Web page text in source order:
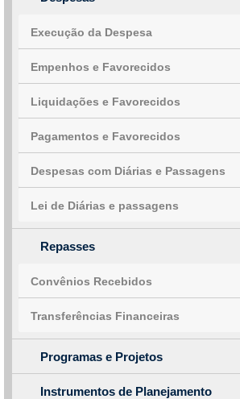
Execução da Despesa
Empenhos e Favorecidos
Liquidações e Favorecidos
Pagamentos e Favorecidos
Despesas com Diárias e Passagens
Lei de Diárias e passagens
Repasses
Convênios Recebidos
Transferências Financeiras
Programas e Projetos
Instrumentos de Planejamento